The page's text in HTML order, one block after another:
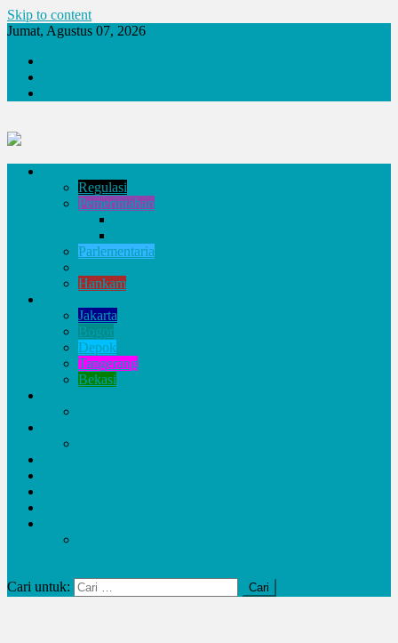
Skip to content
Jumat, Agustus 07, 2026
Regulasi
Pemerintahan
Parlementaria
Hankam
Jakarta
Bogor
Depok
Tangerang
Bekasi
Cari untuk: